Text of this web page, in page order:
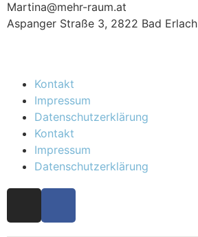
Martina@mehr-raum.at
Aspanger Straße 3, 2822 Bad Erlach
Kontakt
Impressum
Datenschutzerklärung
Kontakt
Impressum
Datenschutzerklärung